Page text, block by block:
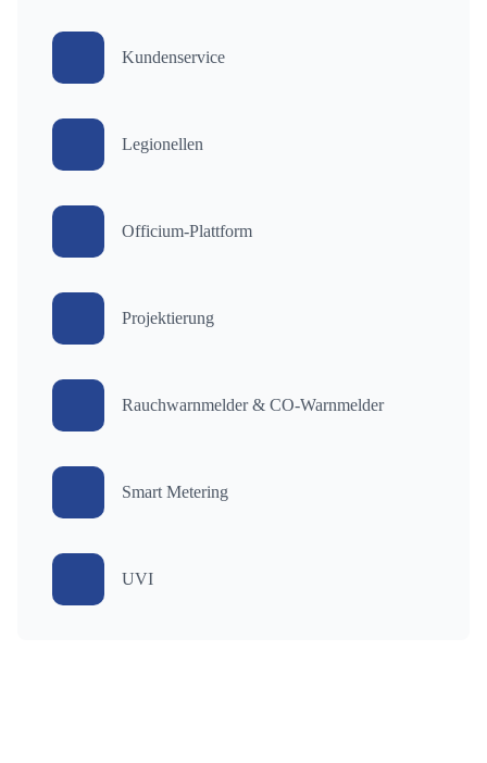
Kundenservice
Legionellen
Officium-Plattform
Projektierung
Rauchwarnmelder & CO-Warnmelder
Smart Metering
UVI